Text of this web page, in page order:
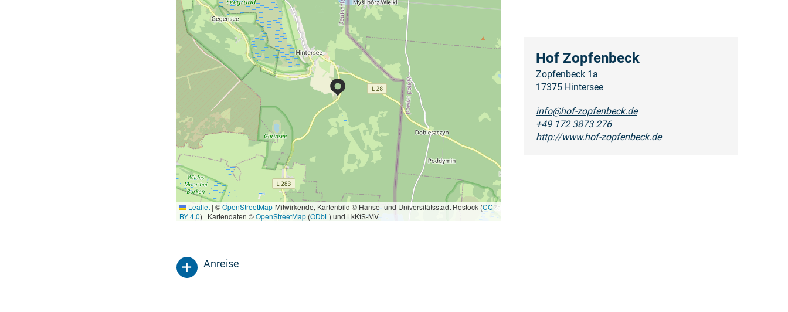
Leaflet | ©OpenStreetMap-Mitwirkende, Kartenbild © Hanse- und Universitätsstadt Rostock (CC
BY 4.0) | Kartendaten ©OpenStreetMap(ODbL ) und LkKfS-MV
Hof Zopfenbeck
Zopfenbeck 1a
17375 Hintersee
info@hof-zopfenbeck.de
+49 172 3873 276
http://www.hof-zopfenbeck.de
Anreise